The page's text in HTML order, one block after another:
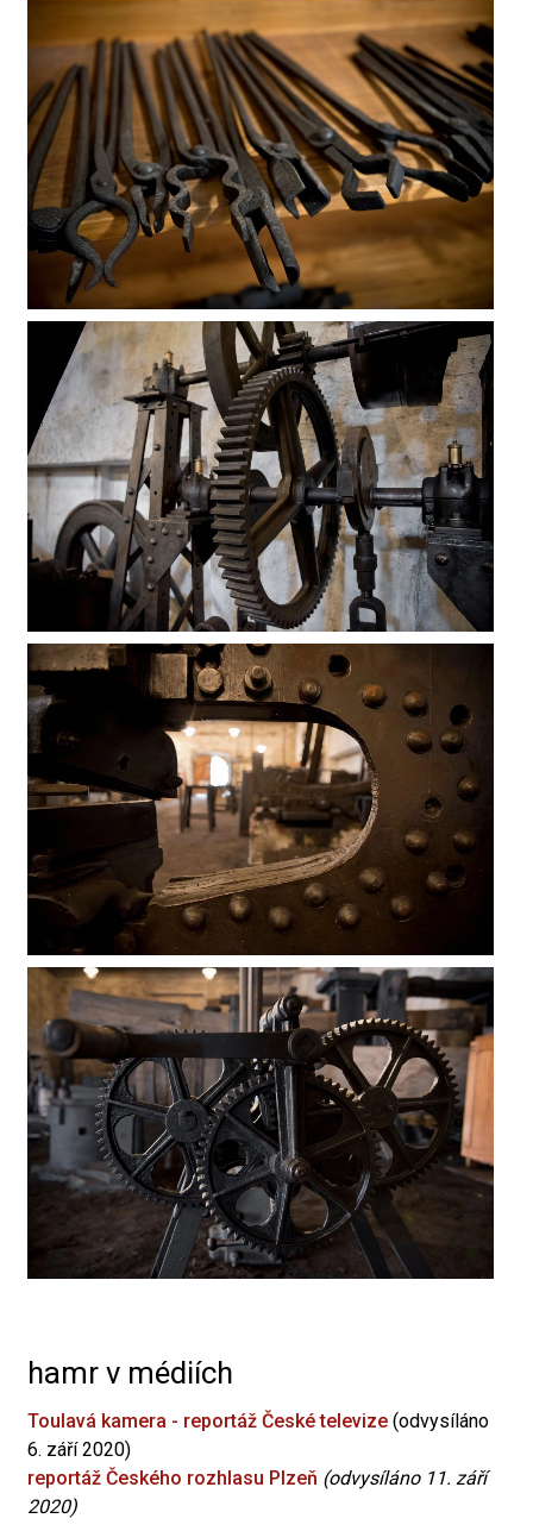
hamr v médiích
Toulavá kamera - reportáž České televize (odvysíláno
6. září 2020)
reportáž Českého rozhlasu Plzeň (odvysíláno 11. září
2020)